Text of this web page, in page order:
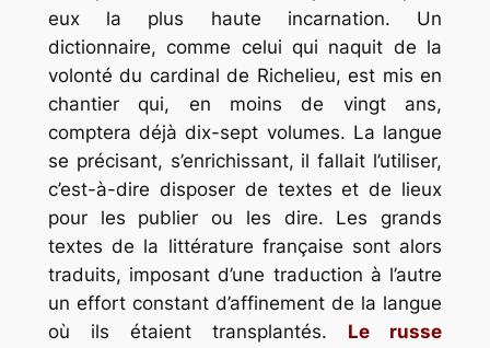
eux la plus haute incarnation. Un
dictionnaire, comme celui qui naquit de la
volonté du cardinal de Richelieu, est mis en
chantier qui, en moins de vingt ans,
comptera déjà dix-sept volumes. La langue
se précisant, s’enrichissant, il fallait l’utiliser,
c’est-à-dire disposer de textes et de lieux
pour les publier ou les dire. Les grands
textes de la littérature française sont alors
traduits, imposant d’une traduction à l’autre
un effort constant d’affinement de la langue
où ils étaient transplantés. Le russe